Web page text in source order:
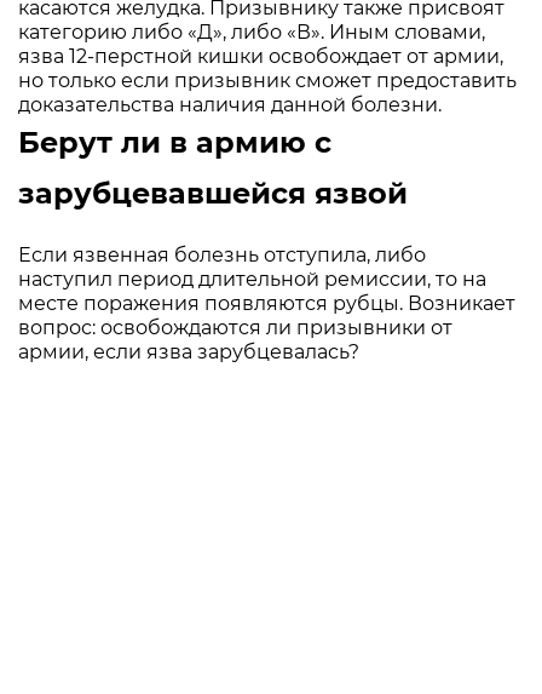
касаются желудка. Призывнику также присвоят
категорию либо «Д», либо «В». Иным словами,
язва 12-перстной кишки освобождает от армии,
но только если призывник сможет предоставить
доказательства наличия данной болезни.
Берут ли в армию с
зарубцевавшейся язвой
Если язвенная болезнь отступила, либо
наступил период длительной ремиссии, то на
месте поражения появляются рубцы. Возникает
вопрос: освобождаются ли призывники от
армии, если язва зарубцевалась?